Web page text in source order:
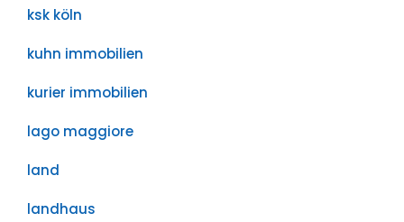
ksk köln
kuhn immobilien
kurier immobilien
lago maggiore
land
landhaus